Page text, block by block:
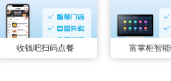
收钱吧扫码点餐 富掌柜智